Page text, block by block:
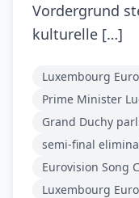
Vordergrund
kulturelle […]
Luxembourg
Prime Minister
Grand Duchy
semi-final
Eurovision Song
Luxembourg